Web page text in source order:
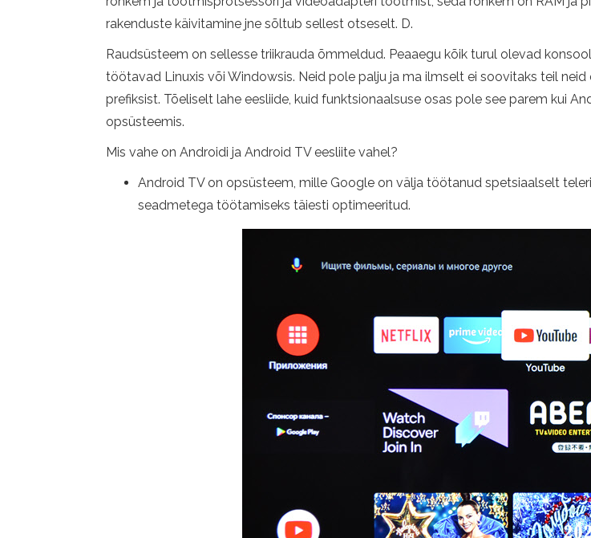
rakenduste käivitamine jne sõltub sellest otseselt. D.
Raudsüsteem on sellesse triikrauda õmmeldud. Peaaegu kõik turul olevad
töötavad Linuxis või Windowsis. Neid pole palju ja ma ilmselt ei soovitaks teil
prefiksist. Tõeliselt lahe eesliide, kuid funktsionaalsuse osas pole see parem kui
opsüsteemis.
Mis vahe on Androidi ja Android TV eesliite vahel?
Android TV on opsüsteem, mille Google on välja töötanud spetsiaalselt
seadmetega töötamiseks täiesti optimeeritud.